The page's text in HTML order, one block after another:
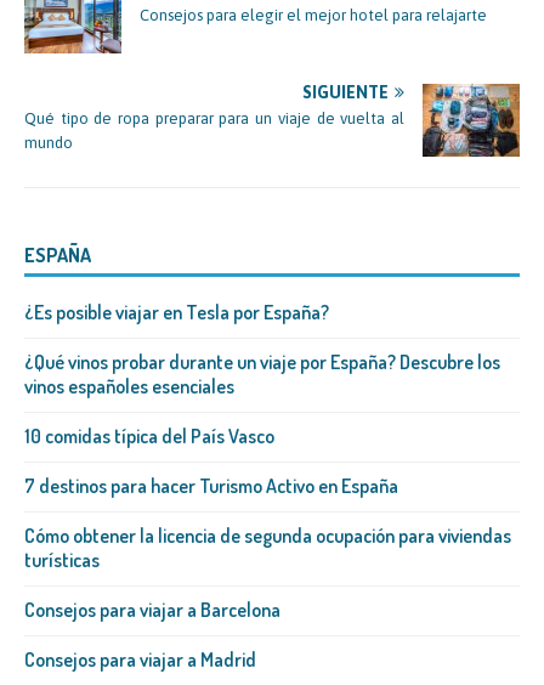
Consejos para elegir el mejor hotel para relajarte
SIGUIENTE
Qué tipo de ropa preparar para un viaje de vuelta al
mundo
ESPAÑA
¿Es posible viajar en Tesla por España?
¿Qué vinos probar durante un viaje por España? Descubre los
vinos españoles esenciales
10 comidas típica del País Vasco
7 destinos para hacer Turismo Activo en España
Cómo obtener la licencia de segunda ocupación para viviendas
turísticas
Consejos para viajar a Barcelona
Consejos para viajar a Madrid